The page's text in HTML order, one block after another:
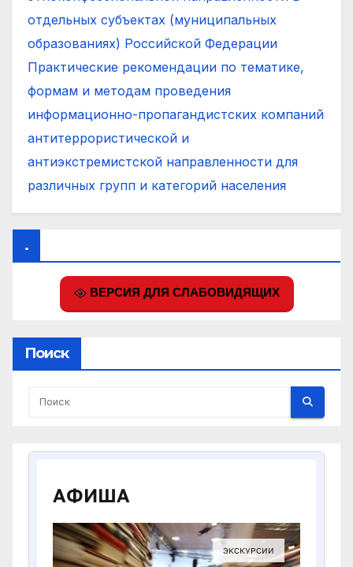
отдельных субъектах (муниципальных
образованиях) Российской Федерации
Практические рекомендации по тематике,
формам и методам проведения
информационно-пропагандистских компаний
антитеррористической и
антиэкстремистской направленности для
различных групп и категорий населения
.
ВЕРСИЯ ДЛЯ СЛАБОВИДЯЩИХ
Поиск